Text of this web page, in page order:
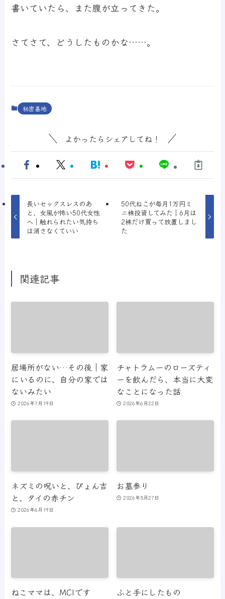
書いていたら、また腹が立ってきた。
さてさて、どうしたものかな……。
秘密基地
よかったらシェアしてね！
長いセックスレスのあ
と、女風が怖い50代女性
へ｜触れられたい気持ち
は消さなくていい
50代ねこが毎月1万円ミ
ニ株投資してみた｜6月は
2株だけ買って放置しまし
た
関連記事
居場所がない…その後｜家
にいるのに、自分の家では
ないみたい
2026年7月19日
チャトラムーのローズティ
ーを飲んだら、本当に大変
なことになった話
2026年6月22日
ネズミの呪いと、ぴょん吉
と、タイの赤チン
2026年6月19日
お墓参り
2026年5月27日
ねこママは、MCIです ふと手にしたもの